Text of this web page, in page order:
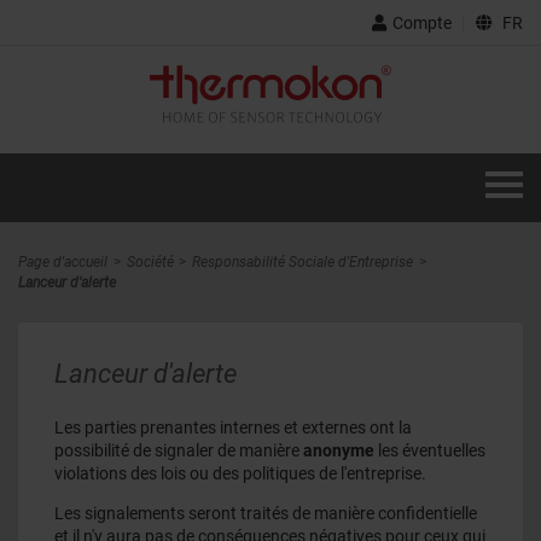
Compte FR
Page d'accueil Société
Responsabilité Sociale d'Entreprise
Lanceur d'alerte
Lanceur d'alerte
Les parties prenantes internes et externes ont la
possibilité de signaler de manièreanonyme les éventuelles
violations des lois ou des politiques de l'entreprise.
Les signalements seront traités de manière confidentielle
et il n'y aura pas de conséquences négatives pour ceux qui